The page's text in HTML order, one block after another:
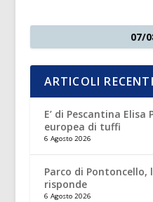
07/
ARTICOLI RECENTI
E’ di Pescantina
europea di tuffi
6 Agosto 2026
Parco di Pontoncello,
risponde
6 Agosto 2026